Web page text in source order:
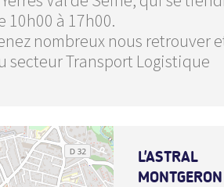
10h00 à 17h00.
nombreux nous retrouver
secteur Transport Logistique
L'ASTRAL
MONTGERON